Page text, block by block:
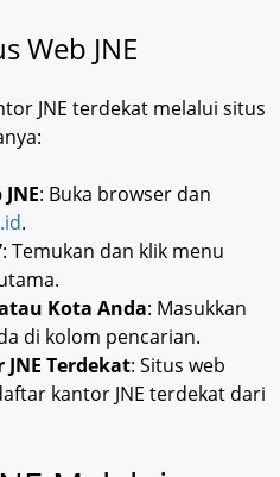
Web JNE
JNE terdekat melalui situs
: Buka browser dan
.
: Temukan dan klik menu
Kota Anda: Masukkan
di kolom pencarian.
Terdekat: Situs web
kantor JNE terdekat dari